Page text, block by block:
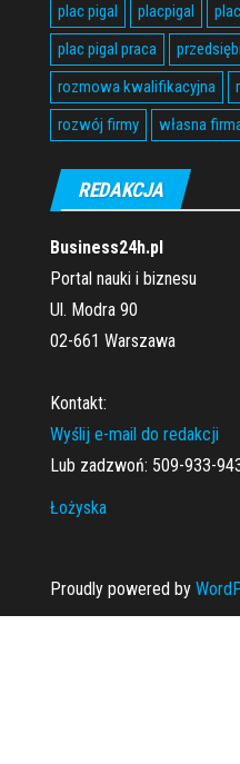
plac pigal
placpigal
plac pigal praca
rozmowa kwalifikacyjna
rozwój firmy
własna
REDAKCJA
Business24h.pl
Portal nauki i biznesu
Ul. Modra 90
02-661 Warszawa
Kontakt:
Wyślij e-mail do redakcji
Lub zadzwoń: 509-933-
Łożyska
Proudly powered by